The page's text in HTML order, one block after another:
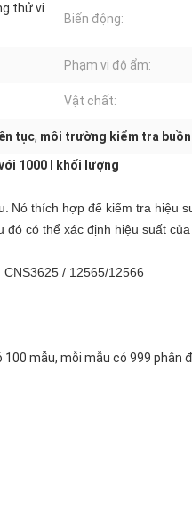
thử vi
Biến động:
Phạm vi độ ẩm:
Vật chất:
tục, môi trường kiểm tra
1000 l khối lượng
Nó thích hợp để kiểm tra hiệu
đó có thể xác định hiệu suất
/ 12565/12566
mẫu, mỗi mẫu có 999 phân